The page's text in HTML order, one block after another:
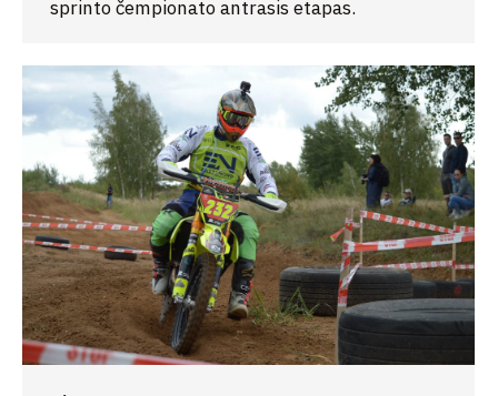
sprinto čempionato antrasis etapas.